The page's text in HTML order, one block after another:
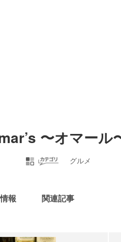
〜オマール
グルメ
報 関連記事